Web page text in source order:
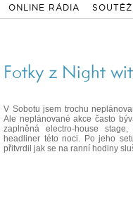
ONLINE RÁDIA
Fotky z Night
V Sobotu jsem trochu
Ale neplánované akce často
zaplněná electro-house
headliner této noci. Po jeho
přitvrdil jak se na ranní hodiny